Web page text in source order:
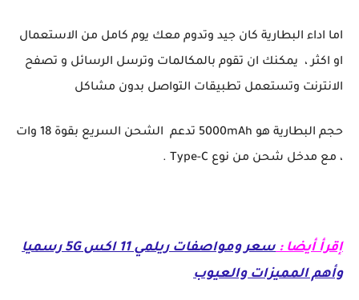
اما اداء البطارية كان جيد وتدوم معك يوم كامل من الاستعمال
او اكثر ، يمكنك ان تقوم بالمكالمات وترسل الرسائل و تصفح
الانترنت وتستعمل تطبيقات التواصل بدون مشاكل
حجم البطارية هو 5000mAh تدعم الشحن السريع بقوة 18 وات
، مع مدخل شحن من نوع Type-C .
إقرأ أيضا :
سعر ومواصفات ريلمي 11 اكس 5G رسميا
وأهم المميزات والعيوب